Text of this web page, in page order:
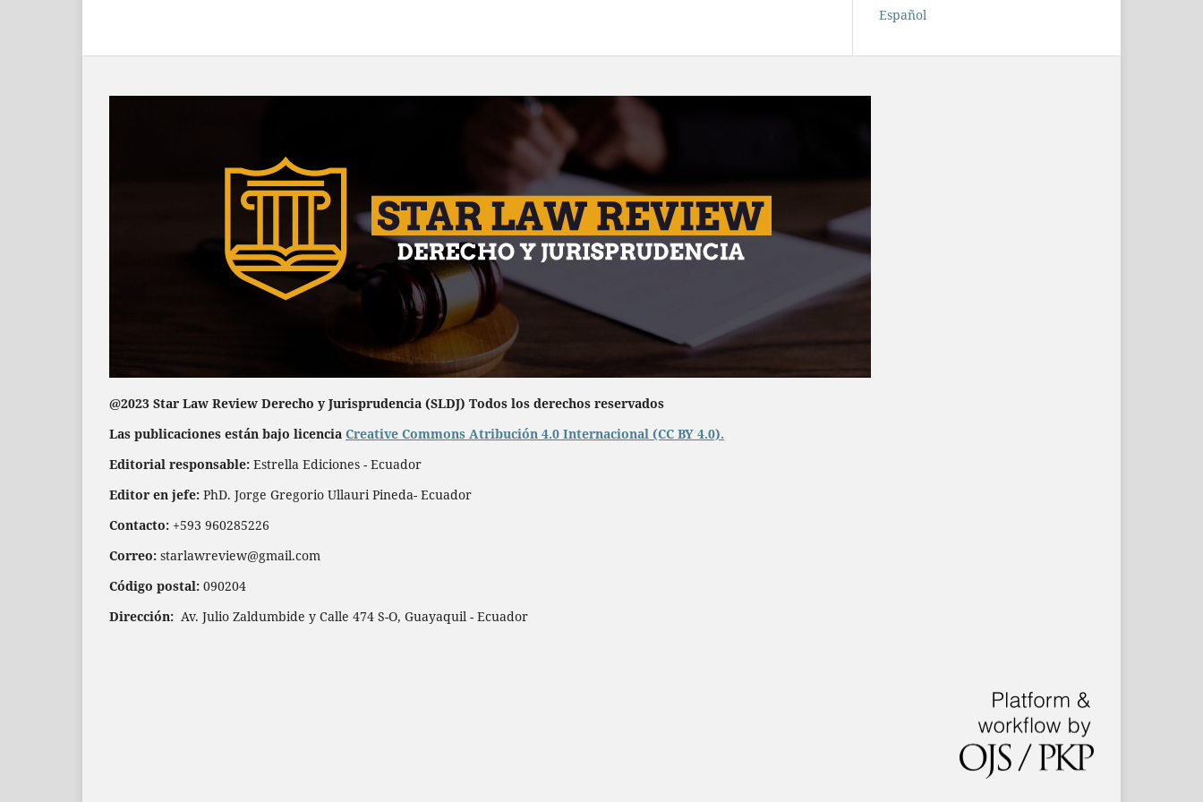
Español
@2023 Star Law Review Derecho y Jurisprudencia (SLDJ) Todos los derechos reservados
Las publicaciones están bajo licencia Creative Commons Atribución 4.0 Internacional (CC BY 4.0).
Editorial responsable: Estrella Ediciones - Ecuador
Editor en jefe: PhD. Jorge Gregorio Ullauri Pineda- Ecuador
Contacto: +593 960285226
Correo: starlawreview@gmail.com
Código postal: 090204
Dirección: Av. Julio Zaldumbide y Calle 474 S-O, Guayaquil - Ecuador